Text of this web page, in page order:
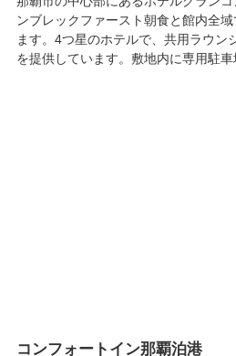
ンブレックファースト朝食と館内全
ます。4つ星のホテルで、共用ラウン
を提供しています。敷地内に専用駐車
コンフォートイン那覇泊港